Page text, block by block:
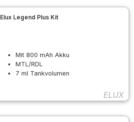
Elux Legend Plus Kit
Mit 800 mAh Akku
MTL/RDL
7 ml Tankvolumen
ELUX